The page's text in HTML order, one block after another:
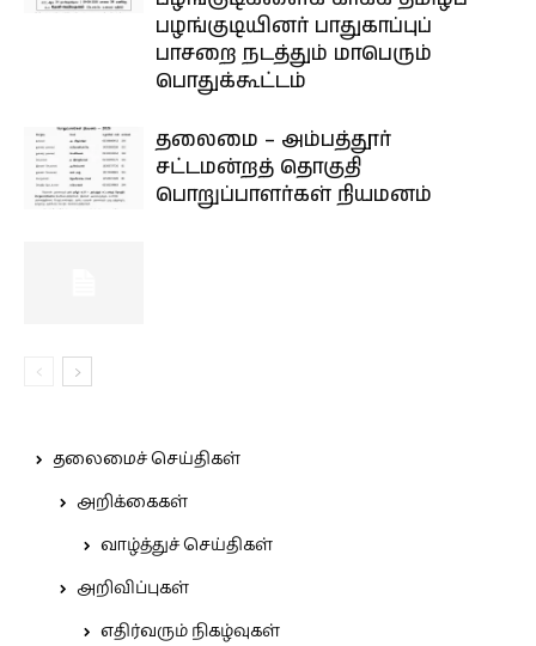
பழங்குடியினர் பாதுகாப்புப்
பாசறை நடத்தும் மாபெரும்
பொதுக்கூட்டம்
தலைமை – அம்பத்தூர்
சட்டமன்றத் தொகுதி
பொறுப்பாளர்கள் நியமனம்
தலைமைச் செய்திகள்
அறிக்கைகள்
வாழ்த்துச் செய்திகள்
அறிவிப்புகள்
எதிர்வரும் நிகழ்வுகள்